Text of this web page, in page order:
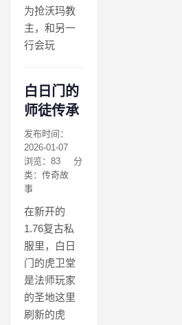
为抢沃玛教
主，和另一
行会玩
白日门的
师徒传承
发布时间：
2026-01-07
浏览：83
分
类：传奇故
事
在新开的
1.76复古私
服里，白日
门的虎卫堂
是法师玩家
的圣地这里
刷新的虎